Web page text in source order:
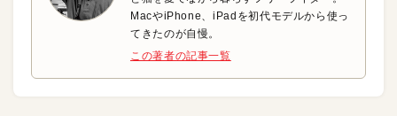
MacやiPhone、iPadを初代モデルから使っ
てきたのが自慢。
この著者の記事一覧